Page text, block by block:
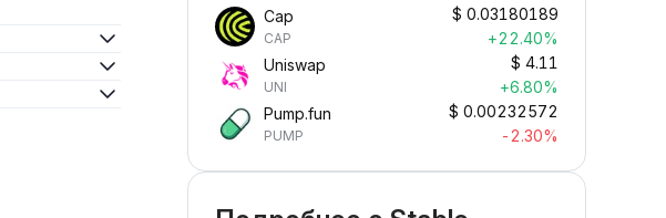
Cap
CAP
$ 0.03180189
+22.40%
Uniswap
UNI
$ 4.11
+6.80%
Pump.fun
PUMP
$ 0.00232572
-2.30%